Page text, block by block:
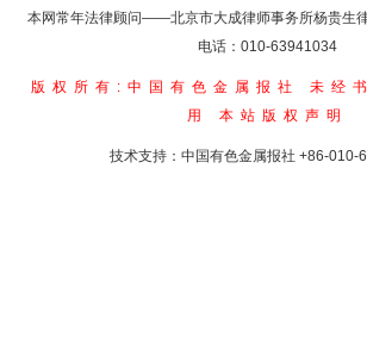
本网常年法律顾问——北京市大成律师事务所杨贵生
电话：010-63941034
版权所有:中国有色金属报社
未经
用 本站版权声明
技术支持：中国有色金属报社 +86-010-